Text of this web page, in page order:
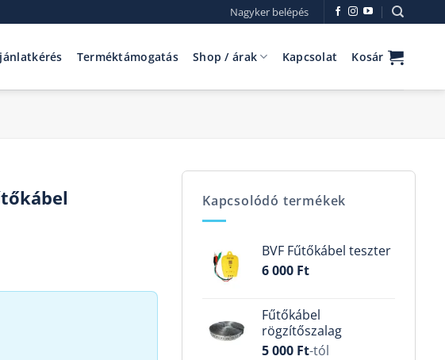
Nagyker belépés
Terméktámogatás Shop / árak Kapcsolat Kosár
Kapcsolódó termékek
BVF Fűtőkábel teszter
6 000 Ft
Fűtőkábel
rögzítőszalag
5 000 Ft-tól